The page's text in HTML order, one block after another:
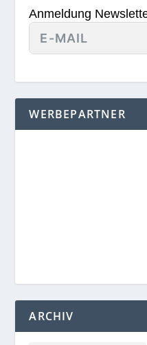
Anmeldung
WERBEPARTNER
ARCHIV